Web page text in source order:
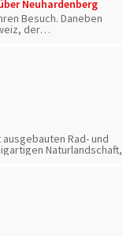
Neuhardenberg
Besuch. Daneben
der
Rad- und
Naturlandschaft,